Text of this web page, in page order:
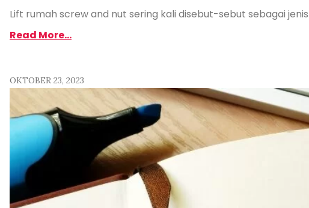
Lift rumah screw and nut sering kali disebut-sebut sebagai
Read More...
OKTOBER 23, 2023